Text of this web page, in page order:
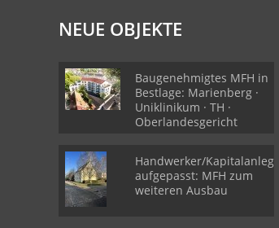
NEUE OBJEKTE
Baugenehmigtes MFH in
Bestlage: Marienberg ·
Uniklinikum · TH ·
Oberlandesgericht
Handwerker/Kapitalanleger
aufgepasst: MFH zum
weiteren Ausbau